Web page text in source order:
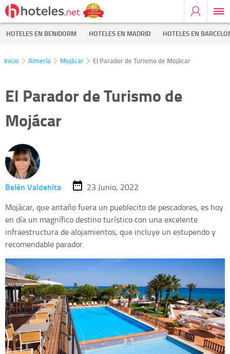
HOTELES EN BENIDORM HOTELES EN MADRID HOTELES EN
Inicio Almería Mojácar El Parador de Turismo de Mojácar
El Parador de Turismo de
Mojácar
Belén Valdehita
23 Junio, 2022
Mojácar, que antaño fuera un pueblecito de pescadores, es hoy
en día un magnífico destino turístico con una excelente
infraestructura de alojamientos, que incluye un estupendo y
recomendable parador.